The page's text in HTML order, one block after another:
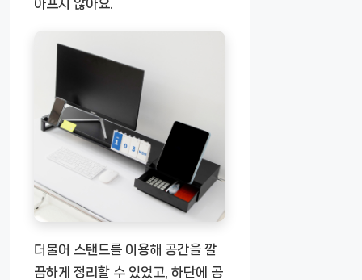
아프지 않아요.
더불어 스탠드를 이용해 공간을 깔
끔하게 정리할 수 있었고, 하단에 공